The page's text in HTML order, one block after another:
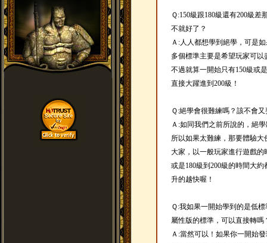
Ｑ:150級跟180級還有200級
不就好了？
Ａ:人人都想學到絕學，可是
多個標準主要是希望玩家可
不過就算一開始只有150級或
直接大躍進到200級！
Ｑ:絕學會很難練嗎？該不會
Ａ:如同我們之前所說的，絕
所以如果太難練，那要體驗
大家，以一般玩家進行遊戲的
或是180級到200級的時間大
升的越快喔！
Ｑ:我如果一開始學到的是低
屬性版的標準，可以直接轉嗎
Ａ:當然可以！如果你一開始